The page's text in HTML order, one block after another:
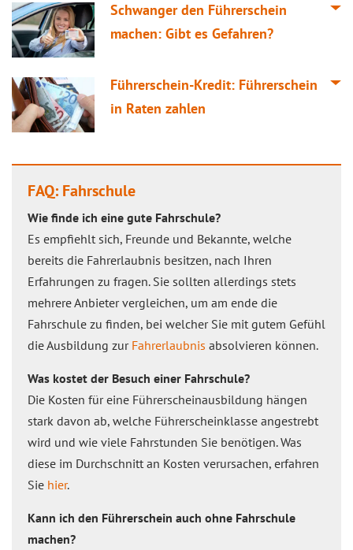
Schwanger den Führerschein
machen: Gibt es Gefahren?
Führerschein-Kredit: Führerschein
in Raten zahlen
FAQ: Fahrschule
Wie finde ich eine gute Fahrschule?
Es empfiehlt sich, Freunde und Bekannte, welche
bereits die Fahrerlaubnis besitzen, nach Ihren
Erfahrungen zu fragen. Sie sollten allerdings stets
mehrere Anbieter vergleichen, um am ende die
Fahrschule zu finden, bei welcher Sie mit gutem Gefühl
die Ausbildung zur Fahrerlaubnis absolvieren können.
Was kostet der Besuch einer Fahrschule?
Die Kosten für eine Führerscheinausbildung hängen
stark davon ab, welche Führerscheinklasse angestrebt
wird und wie viele Fahrstunden Sie benötigen. Was
diese im Durchschnitt an Kosten verursachen, erfahren
Sie hier.
Kann ich den Führerschein auch ohne Fahrschule
machen?